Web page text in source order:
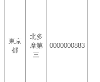
東京
都
北多
摩第
三
0000000883